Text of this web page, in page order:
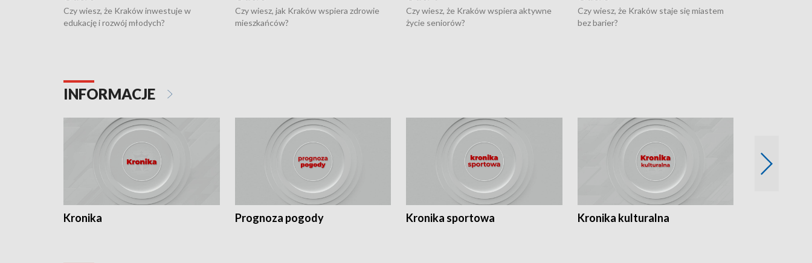
Czy wiesz, że Kraków inwestuje w
edukację i rozwój młodych?
Czy wiesz, jak Kraków wspiera zdrowie
mieszkańców?
Czy wiesz, że Kraków wspiera aktywne
życie seniorów?
Czy wiesz, że Kraków staje się miastem
bez barier?
INFORMACJE
Kronika Prognoza pogody Kronika sportowa Kronika kulturalna